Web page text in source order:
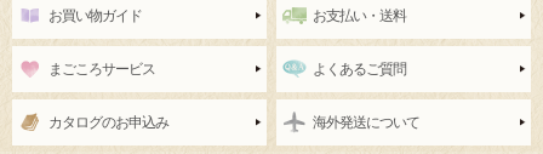
お買い物ガイド お支払い・送料
まごころサービス よくあるご質問
カタログのお申込み 海外発送について